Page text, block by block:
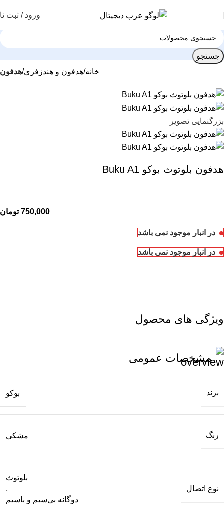
ورود / ثبت
جستجو
خانه هدفون و هندزفری هدفون
بزرگنمایی تصویر
هدفون بلوتوث بوکو Buku A1
تومان
در انبار موجود نمی باشد
در انبار موجود نمی باشد
ویژگی های محصول
مشخصات عمومی
برند بوکو
رنگ مشکی
نوع اتصال
بلوتوث
,
دوگانه بی‌سیم و باسیم